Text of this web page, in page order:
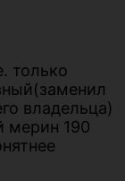
только
владельца)
мерин 190